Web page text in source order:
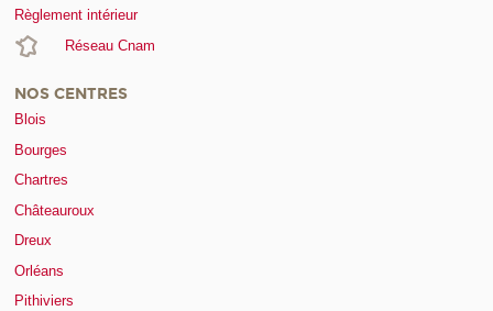
Règlement intérieur
Réseau Cnam
NOS CENTRES
Blois
Bourges
Chartres
Châteauroux
Dreux
Orléans
Pithiviers